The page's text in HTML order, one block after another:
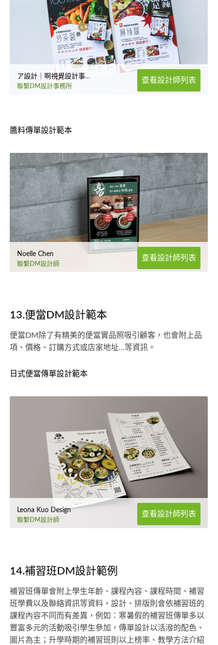
ア設計｜啊視覺設計事務所
聯繫DM設計事務所
查看設計師列表
醬料傳單設計範本
Noelle Chen
聯繫DM設計師
查看設計師列表
13.便當DM設計範本
便當DM除了有精美的便當實品照吸引顧客，也會附上品
項、價格、訂購方式或店家地址...等資訊。
日式便當傳單設計範本
Leona Kuo Design
聯繫DM設計師
查看設計師列表
14.補習班DM設計範例
補習班傳單會附上學生年齡、課程內容、課程時間、補習
班學費以及聯絡資訊等資料，設計、排版則會依補習班的
課程內容不同而有差異，例如：寒暑假的補習班傳單多以
豐富多元的活動吸引學生參加，傳單設計以活潑的配色、
圖片為主；升學時期的補習班則以上榜率、教學方法介紹